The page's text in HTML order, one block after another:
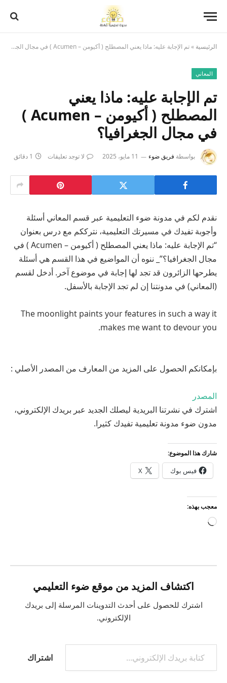
الرئيسية »تم الإجابة عليه: ماذا يعني المصطلح ( أكيومن – Acumen ) في مجال الجغرافيا؟
المعاني
تم الإجابة عليه: ماذا يعني
المصطلح ( أكيومن – Acumen )
في مجال الجغرافيا؟
بواسطة فريق ضوء 11 مايو، 2025 لا توجد تعليقات 1 دقائق
نقدم لكم في مدونة ضوء التعليمية عبر قسم المعاني أسئلة
وأجوبة تفيدك في مسيرتك التعليمية، نترككم مع درس بعنوان
“تم الإجابة عليه: ماذا يعني المصطلح ( أكيومن – Acumen ) في
مجال الجغرافيا؟”_ ننوه أن المواضيع في هذا القسم هي أسئلة
يطرحها الزائرون قد تجد لها إجابة في موضوع آخر. أدخل لقسم
(المعاني) في مدونتنا إن لم تجد الإجابة بالأسفل.
The moonlight paints your features in such a way it
makes me want to devour you.
بإمكانكم الحصول على المزيد من المعارف من المصدر الأصلي :
المصدر
اشترك في نشرتنا البريدية ليصلك الجديد عبر بريدك الإلكتروني،
مدون ضوء مدونة تعليمية تفيدك كثيرا.
شارك هذا الموضوع:
فيس بوك X
معجب بهذه:
جاري
اكتشاف المزيد من موقع ضوء التعليمي
اشترك للحصول على أحدث التدوينات المرسلة إلى بريدك
الإلكتروني.
كتابة بريدك الإلكتروني...
اشتراك